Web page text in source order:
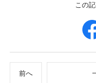
この
前へ